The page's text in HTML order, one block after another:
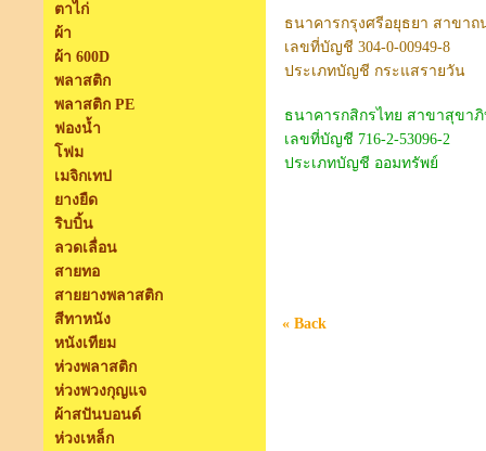
ตาไก่
ผ้า
ผ้า 600D
พลาสติก
พลาสติก PE
ฟองน้ำ
โฟม
เมจิกเทป
ยางยืด
ริบบิ้น
ลวดเลื่อน
สายทอ
สายยางพลาสติก
สีทาหนัง
หนังเทียม
ห่วงพลาสติก
ห่วงพวงกุญแจ
ผ้าสปันบอนด์
ห่วงเหล็ก
ธนาคารกรุงศรีอยุธยา สาขาถ
เลขที่บัญชี 304-0-00949-8
ประเภทบัญชี กระแสรายวัน
ธนาคารกสิกรไทย สาขาสุขา
เลขที่บัญชี 716-2-53096-2
ประเภทบัญชี ออมทรัพย์
« Back